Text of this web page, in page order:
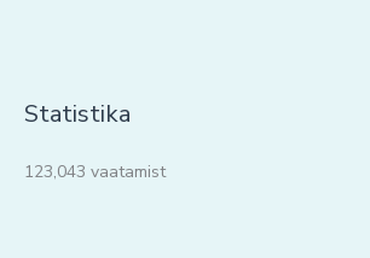
Statistika
123,043 vaatamist